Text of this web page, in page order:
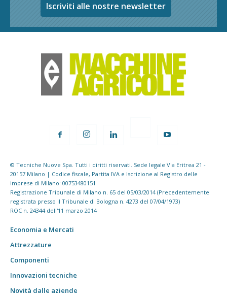
Iscriviti alle nostre newsletter
© Tecniche Nuove Spa. Tutti i diritti riservati. Sede legale Via Eritrea 21 -
20157 Milano | Codice fiscale, Partita IVA e Iscrizione al Registro delle
imprese di Milano: 00753480151
Registrazione Tribunale di Milano n. 65 del 05/03/2014 (Precedentemente
registrata presso il Tribunale di Bologna n. 4273 del 07/04/1973)
ROC n. 24344 dell'11 marzo 2014
Economia e Mercati
Attrezzature
Componenti
Innovazioni tecniche
Novità dalle aziende